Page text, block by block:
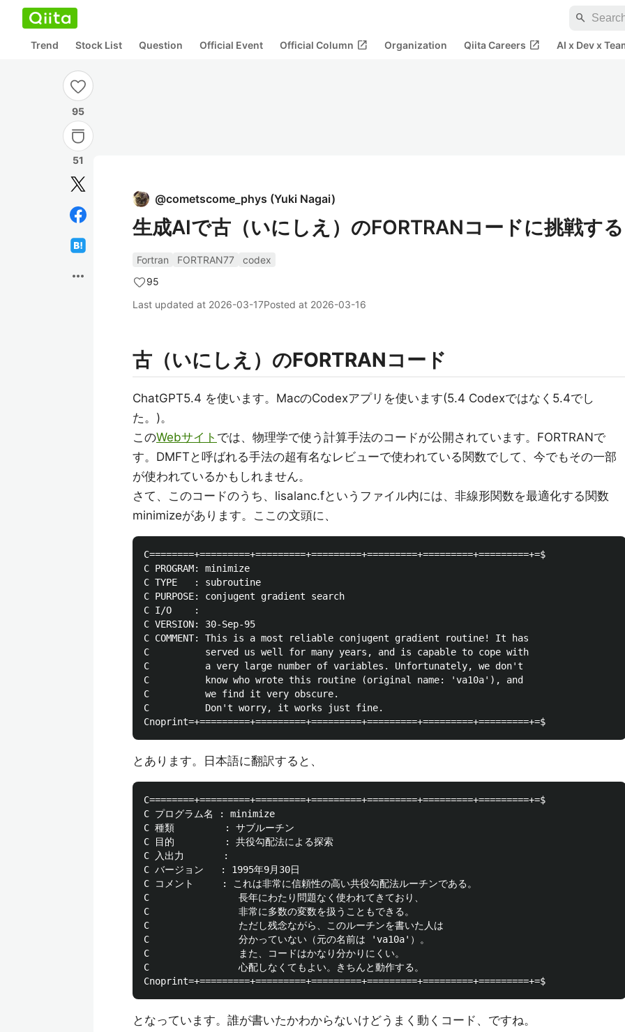
search
Trend Stock List Question Official Event Official Column open_in_new Organization Qiita Careers open_in_new AI x Dev x
95
51
more_horiz
@cometscome_phys (Yuki Nagai)
生成AIで古（いにしえ）のFORTRANコードに挑戦する
Fortran FORTRAN77
codex
95
Last updated at 2026-03-17Posted at 2026-03-16
古（いにしえ）のFORTRANコード
ChatGPT5.4 を使います。MacのCodexアプリを使います(5.4 Codexではなく5.4でし
た。)。
このWebサイト では、物理学で使う計算手法のコードが公開されています。FORTRANで
す。DMFTと呼ばれる手法の超有名なレビューで使われている関数でして、今でもその一部
が使われているかもしれません。
さて、このコードのうち、lisalanc.fというファイル内には、非線形関数を最適化する関数
minimizeがあります。ここの文頭に、
C========+=========+=========+=========+=========+=========+=========+=$
C PROGRAM: minimize
C TYPE   : subroutine
C PURPOSE: conjugent gradient search
C I/O    :
C VERSION: 30-Sep-95
C COMMENT: This is a most reliable conjugent gradient routine! It has
C          served us well for many years, and is capable to cope with
C          a very large number of variables. Unfortunately, we don't
C          know who wrote this routine (original name: 'va10a'), and
C          we find it very obscure.
C          Don't worry, it works just fine.
とあります。日本語に翻訳すると、
C========+=========+=========+=========+=========+=========+=========+=$
C プログラム名 : minimize
C 種類         : サブルーチン
C 目的         : 共役勾配法による探索
C 入出力       :
C バージョン   : 1995年9月30日
C コメント     : これは非常に信頼性の高い共役勾配法ルーチンである。
C                長年にわたり問題なく使われてきており、
C                非常に多数の変数を扱うこともできる。
C                ただし残念ながら、このルーチンを書いた人は
C                分かっていない（元の名前は 'va10a'）。
C                また、コードはかなり分かりにくい。
C                心配しなくてもよい。きちんと動作する。
となっています。誰が書いたかわからないけどうまく動くコード、ですね。